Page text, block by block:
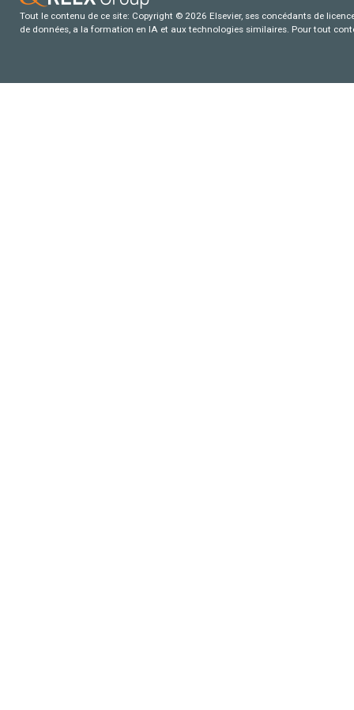
Tout le contenu de ce site: Copyright © 2026 Elsevier, ses concédants de
de données, a la formation en IA et aux technologies similaires. Pour tout